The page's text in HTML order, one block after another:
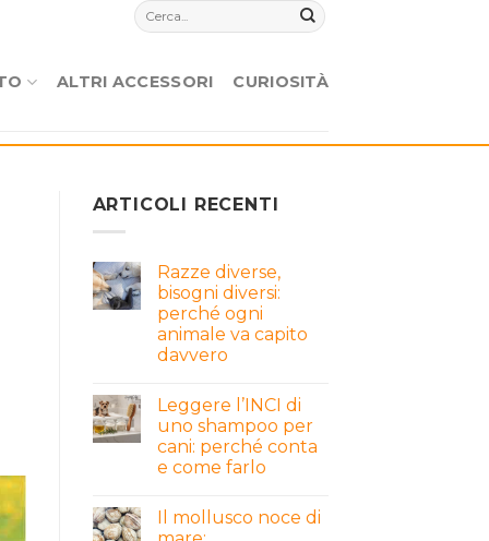
ALTRI ACCESSORI CURIOSITÀ
ARTICOLI RECENTI
Razze diverse,
bisogni diversi:
perché ogni
animale va capito
davvero
Leggere l’INCI di
uno shampoo per
cani: perché conta
e come farlo
Il mollusco noce di